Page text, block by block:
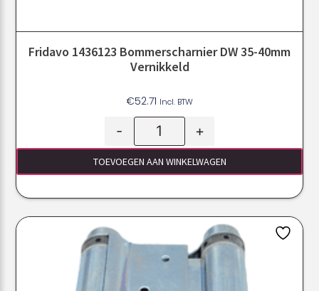
Fridavo 1436123 Bommerscharnier DW 35-40mm
Vernikkeld
€52.71 Incl. BTW
- +
TOEVOEGEN AAN WINKELWAGEN